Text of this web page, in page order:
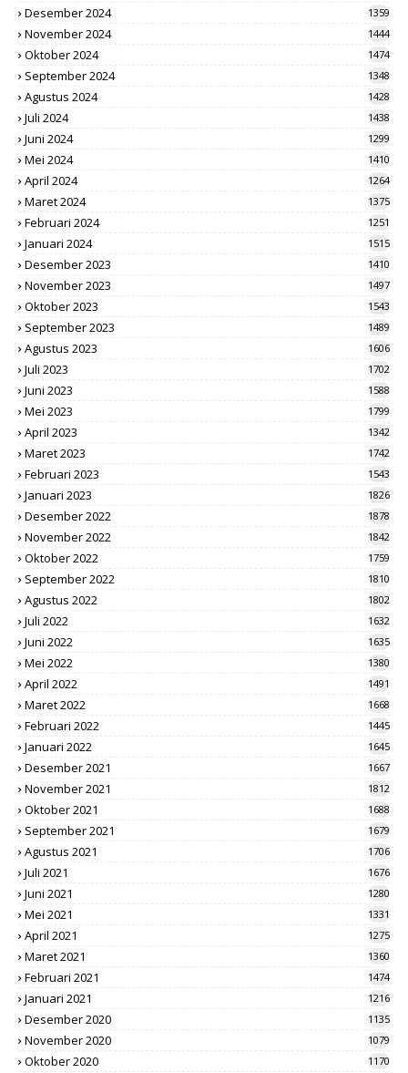
Desember 2024
1359
November 2024 1444
Oktober 2024 1474
September 2024 1348
Agustus 2024 1428
Juli 2024 1438
Juni 2024 1299
Mei 2024 1410
April 2024 1264
Maret 2024 1375
Februari 2024 1251
Januari 2024 1515
Desember 2023 1410
November 2023 1497
Oktober 2023 1543
September 2023 1489
Agustus 2023 1606
Juli 2023 1702
Juni 2023 1588
Mei 2023 1799
April 2023 1342
Maret 2023 1742
Februari 2023 1543
Januari 2023 1826
Desember 2022 1878
November 2022 1842
Oktober 2022 1759
September 2022 1810
Agustus 2022 1802
Juli 2022 1632
Juni 2022 1635
Mei 2022 1380
April 2022 1491
Maret 2022 1668
Februari 2022 1445
Januari 2022 1645
Desember 2021 1667
November 2021 1812
Oktober 2021 1688
September 2021 1679
Agustus 2021 1706
Juli 2021 1676
Juni 2021 1280
Mei 2021 1331
April 2021 1275
Maret 2021 1360
Februari 2021 1474
Januari 2021 1216
Desember 2020 1135
November 2020 1079
Oktober 2020 1170